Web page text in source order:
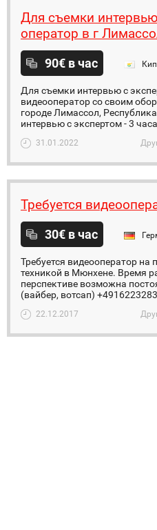
Для съемки
оператор в г
90€ в час
Для съемки интервью с
видеооператор со своим
городе Лимассол,
интервью с экспертом - 3
31.01.2022
Требуется
30€ в час
Требуется видеооператор на
техникой в Мюнхене. Время
перспективе возможна
(вайбер, вотсап)
22.12.2017